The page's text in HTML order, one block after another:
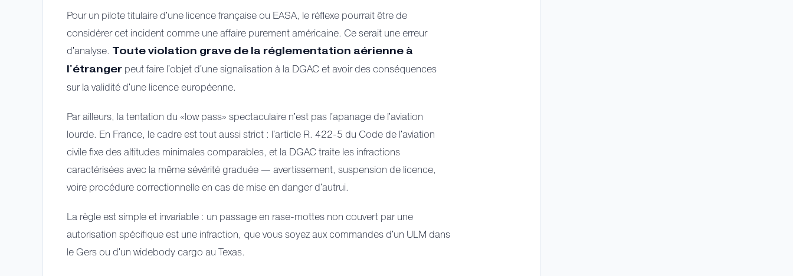
Pour un pilote titulaire d'une licence française ou EASA, le réflexe pourrait être de
considérer cet incident comme une affaire purement américaine. Ce serait une erreur
d'analyse. Toute violation grave de la réglementation aérienne à
l'étranger peut faire l'objet d'une signalisation à la DGAC et avoir des conséquences
sur la validité d'une licence européenne.
Par ailleurs, la tentation du «low pass» spectaculaire n'est pas l'apanage de l'aviation
lourde. En France, le cadre est tout aussi strict : l'article R. 422-5 du Code de l'aviation
civile fixe des altitudes minimales comparables, et la DGAC traite les infractions
caractérisées avec la même sévérité graduée — avertissement, suspension de licence,
voire procédure correctionnelle en cas de mise en danger d'autrui.
La règle est simple et invariable : un passage en rase-mottes non couvert par une
autorisation spécifique est une infraction, que vous soyez aux commandes d'un ULM dans
le Gers ou d'un widebody cargo au Texas.